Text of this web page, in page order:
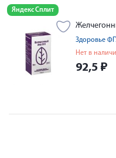
Яндекс Сплит
Здоровье
Нет в
92,5 ₽